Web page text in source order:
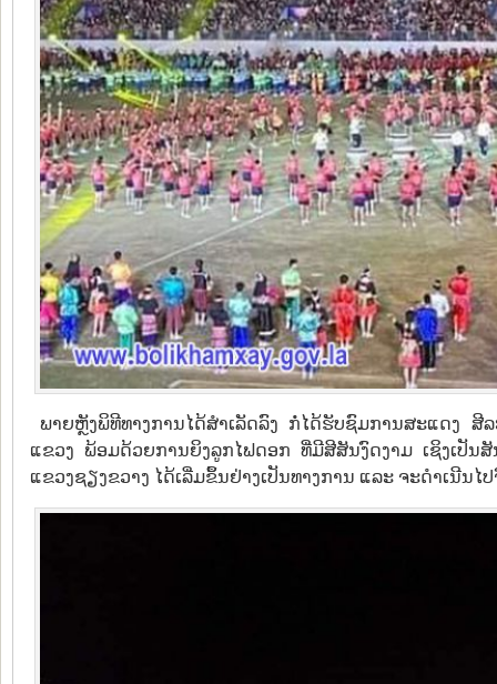
ພາຍຫຼັງພິທີທາງການໄດ້ສໍາເລັດລົງ ກໍ່ໄດ້ຮັບຊົມການສະແດງ ສີ
ແຂວງ ພ້ອມດ້ວຍການຍິງລູກໄຟດອກ ທີ່ມີສີສັນງົດງາມ ເຊິງເປັ
ແຂວງຊຽງຂວາງ ໄດ້ເລີ່ມຂຶ້ນຢ່າງເປັນທາງການ ແລະ ຈະດຳເນີນໄ